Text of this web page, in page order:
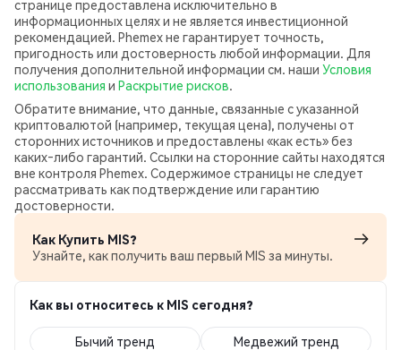
странице предоставлена исключительно в
информационных целях и не является инвестиционной
рекомендацией. Phemex не гарантирует точность,
пригодность или достоверность любой информации. Для
получения дополнительной информации см. наши Условия
использования и Раскрытие рисков.
Обратите внимание, что данные, связанные с указанной
криптовалютой (например, текущая цена), получены от
сторонних источников и предоставлены «как есть» без
каких‑либо гарантий. Ссылки на сторонние сайты находятся
вне контроля Phemex. Содержимое страницы не следует
рассматривать как подтверждение или гарантию
достоверности.
Как Купить MIS?
Узнайте, как получить ваш первый MIS за минуты.
Как вы относитесь к MIS сегодня?
Бычий тренд Медвежий тренд